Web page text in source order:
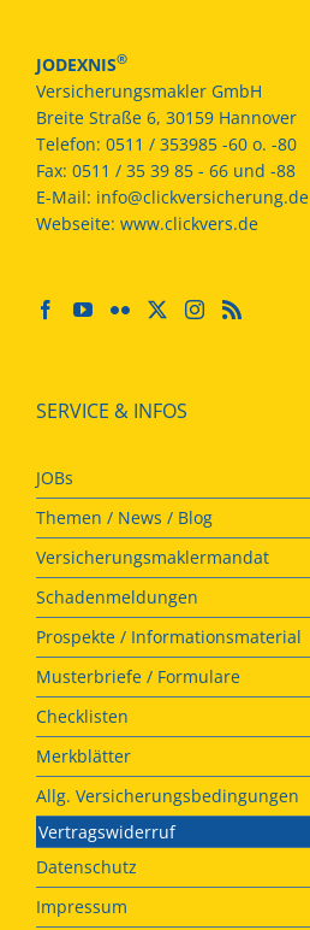
JODEXNIS®
Versicherungsmakler GmbH
Breite Straße 6, 30159 Hannover
Telefon: 0511 / 353985 -60 o. -80
Fax: 0511 / 35 39 85 - 66 und -88
E-Mail: info@clickversicherung.de
Webseite: www.clickvers.de
SERVICE & INFOS
JOBs
Themen / News / Blog
Versicherungsmaklermandat
Schadenmeldungen
Prospekte / Informationsmaterial
Musterbriefe / Formulare
Checklisten
Merkblätter
Allg. Versicherungsbedingungen
Vertragswiderruf
Datenschutz
Impressum